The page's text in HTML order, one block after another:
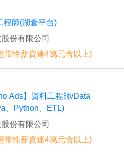
程師(湖倉平台)
份有限公司
常性薪資達4萬元含以上)
Ads】資料工程師/Data
、Python、ETL)
份有限公司
常性薪資達4萬元含以上)